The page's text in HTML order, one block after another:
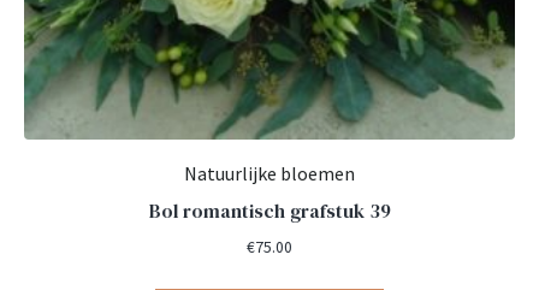
Natuurlijke bloemen
Bol romantisch grafstuk 39
€75.00